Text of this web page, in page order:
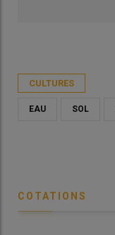
CULTURES
EAU SOL
COTATIONS